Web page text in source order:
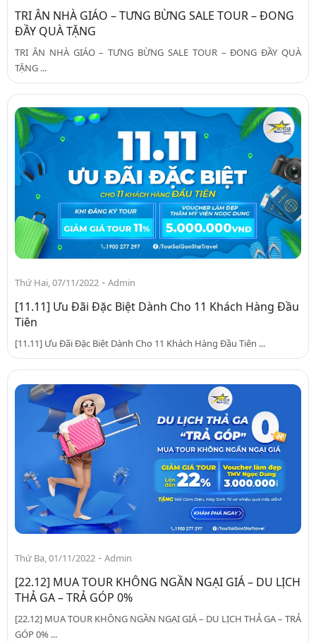
TRI ÂN NHÀ GIÁO – TƯNG BỪNG SALE TOUR – ĐONG
ĐẦY QUÀ TẶNG
TRI ÂN NHÀ GIÁO – TƯNG BỪNG SALE TOUR – ĐONG ĐẦY QUÀ
TẶNG ...
Thứ Hai, 07/11/2022 - Admin
[11.11] Ưu Đãi Đặc Biệt Dành Cho 11 Khách Hàng Đầu
Tiên
[11.11] Ưu Đãi Đặc Biệt Dành Cho 11 Khách Hàng Đầu Tiên ...
Thứ Ba, 01/11/2022 - Admin
[22.12] MUA TOUR KHÔNG NGẦN NGẠI GIÁ – DU LỊCH
THẢ GA – TRẢ GÓP 0%
[22.12] MUA TOUR KHÔNG NGẦN NGẠI GIÁ – DU LỊCH THẢ GA – TRẢ
GÓP 0% ...